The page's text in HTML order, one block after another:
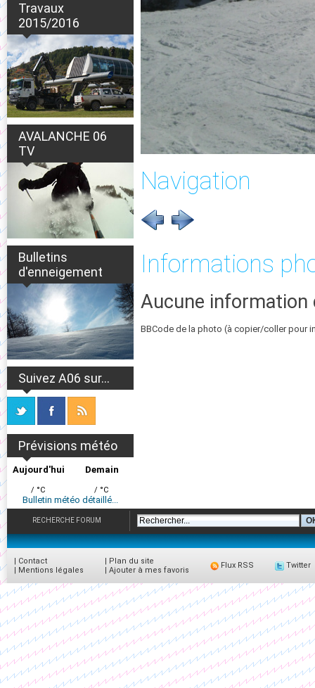
Travaux
2015/2016
AVALANCHE 06
TV
Bulletins
d'enneigement
Suivez A06 sur...
Prévisions météo
Aujourd'hui
/ °C
Demain
/ °C
Bulletin météo détaillé...
Navigation
Informations
Aucune information
BBCode de la photo (à copier/coller pour
RECHERCHE FORUM
| Contact
| Mentions légales
| Plan du site
| Ajouter à mes favoris
Flux RSS Twitter